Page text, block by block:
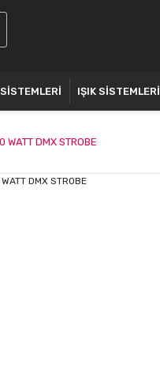
IŞIK SİSTEMLERİ
WATT DMX STROBE